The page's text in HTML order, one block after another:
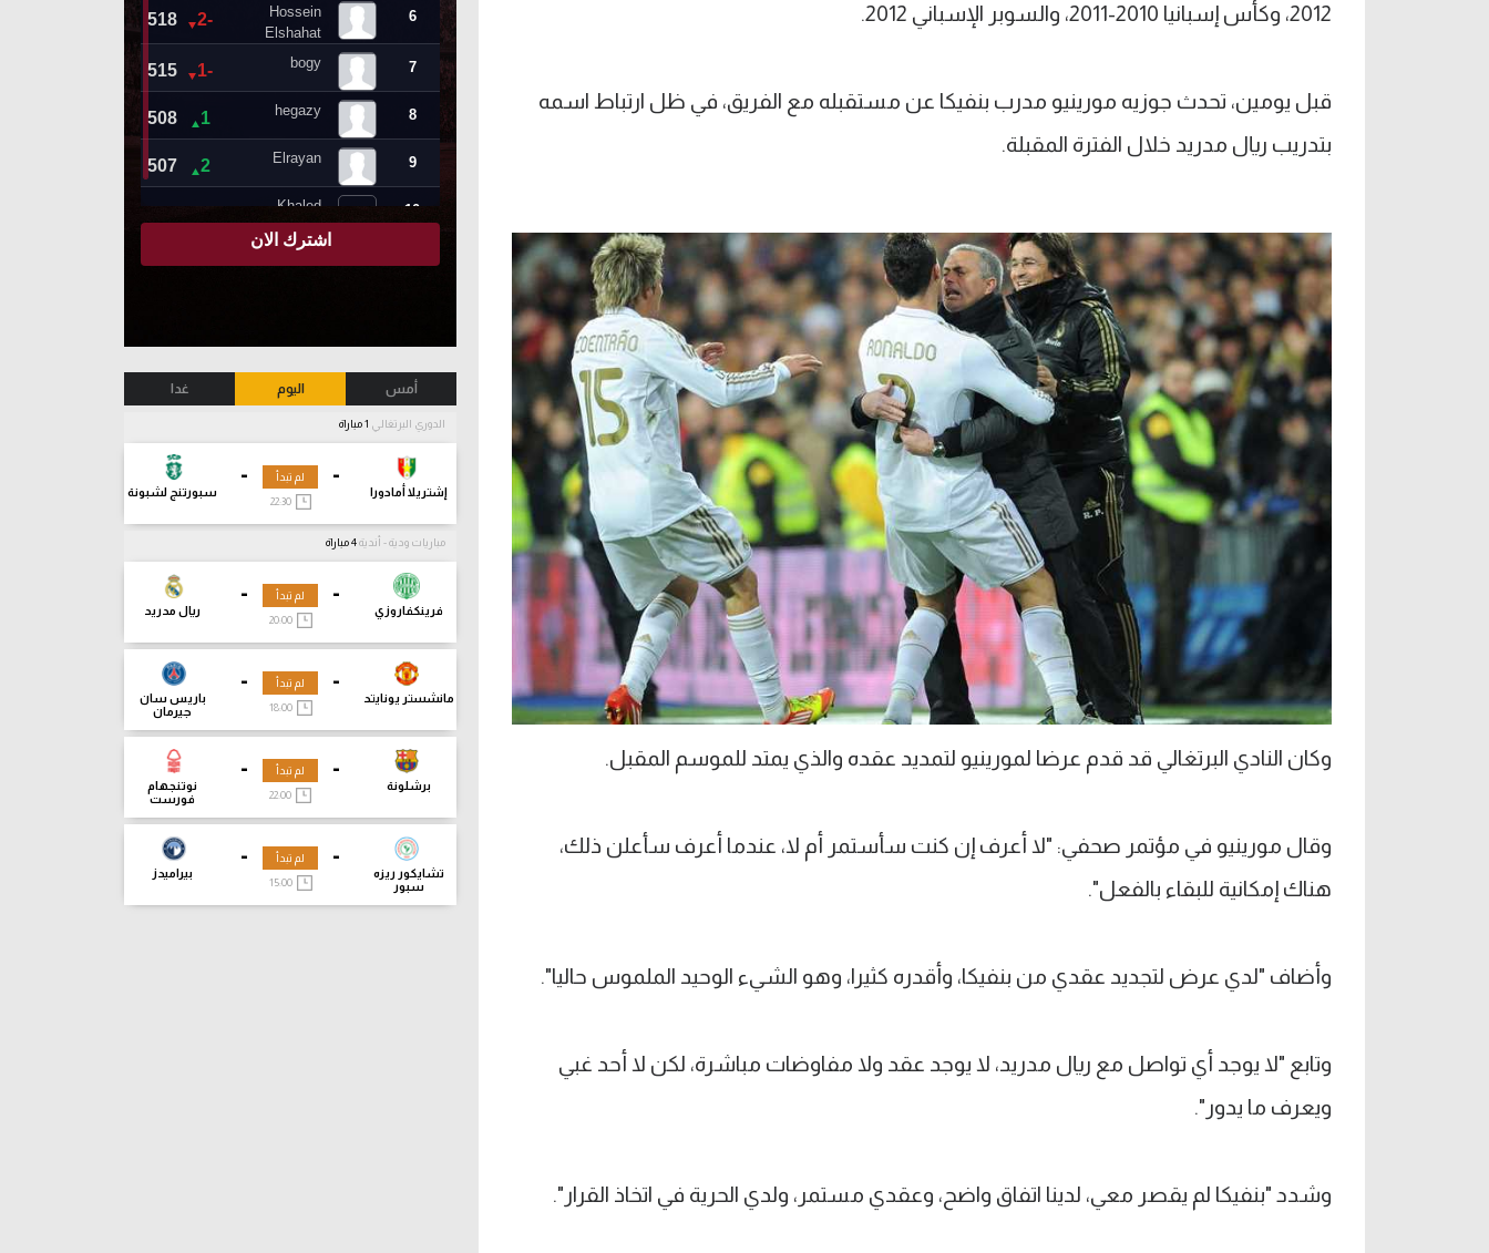
2012، وكأس إسبانيا 2010-2011، والسوبر الإسباني 2012.
قبل يومين، تحدث جوزيه مورينيو مدرب بنفيكا عن مستقبله مع الفريق، في ظل ارتباط اسمه
بتدريب ريال مدريد خلال الفترة المقبلة.
وكان النادي البرتغالي قد قدم عرضا لمورينيو لتمديد عقده والذي يمتد للموسم المقبل.
وقال مورينيو في مؤتمر صحفي: "لا أعرف إن كنت سأستمر أم لا، عندما أعرف سأعلن ذلك،
هناك إمكانية للبقاء بالفعل".
وأضاف "لدي عرض لتجديد عقدي من بنفيكا، وأقدره كثيرا، وهو الشيء الوحيد الملموس حاليا".
وتابع "لا يوجد أي تواصل مع ريال مدريد، لا يوجد عقد ولا مفاوضات مباشرة، لكن لا أحد غبي
ويعرف ما يدور".
وشدد "بنفيكا لم يقصر معي، لدينا اتفاق واضح، وعقدي مستمر، ولدي الحرية في اتخاذ القرار".
أمس اليوم غدا
الدوري البرتغالي
-
إشتريلا أمادورا
-
سبورتنج لشبونة
لم تبدأ
22:30
مباريات ودية - أندية
-
فرينكفاروزي
-
ريال مدريد
لم تبدأ
20:00
-
مانشستر يونايتد
-
باريس سان
جيرمان
لم تبدأ
18:00
-
برشلونة
-
نوتنجهام
فورست
لم تبدأ
-
تشايكور ريزه
سبور
-
بيراميدز
لم تبدأ
15:00